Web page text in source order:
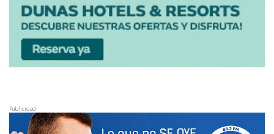
Publicidad